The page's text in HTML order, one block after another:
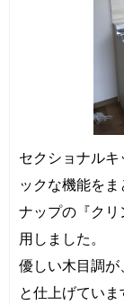
セクショナル
ックな機能を
ナップの『クリ
用しました。
優しい木目調
と仕上げていま